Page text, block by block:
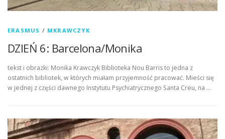
ERASMUS / MKRAWCZYK
DZIEŃ 6: Barcelona/Monika
tekst i obrazki: Monika Krawczyk Biblioteka Nou Barris to jedna z
ostatnich bibliotek, w których miałam przyjemność pracować. Mieści się
w jednej z części dawnego Instytutu Psychiatrycznego Santa Creu, na …